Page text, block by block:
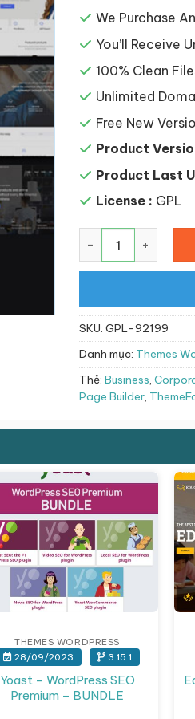
We Purchase
You’ll Receive
100% Clean
Unlimited
Free New
Product
Product Last
License : GPL
LeadEngine –
SKU: GPL-92199
Danh mục: Themes
Thẻ: Business,
Page Builder,
THEMES WORDPRESS
28/09/2023 3.15.1
Yoast – WordPress SEO
Premium – BUNDLE